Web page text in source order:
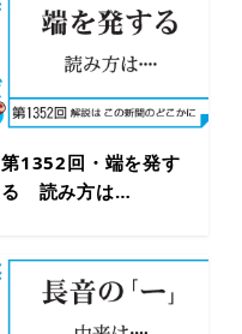
第1352回・端を発す
る 読み方は…